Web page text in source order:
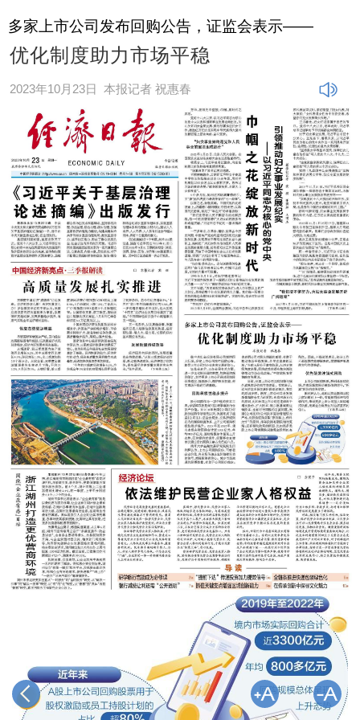
多家上市公司发布回购公告，证监会表示——
优化制度助力市场平稳
2023年10月23日 本报记者 祝惠春